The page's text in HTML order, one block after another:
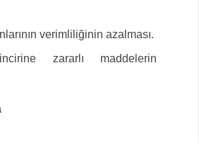
verimliliğinin azalması.
zararlı maddelerin